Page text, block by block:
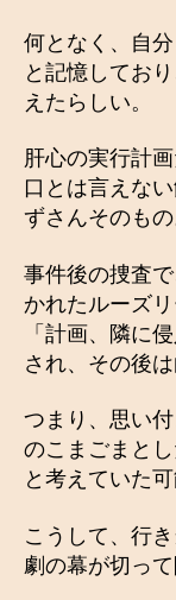
何となく、自
と記憶してお
えたらしい。
肝心の実行計
口とは言えな
ずさんそのもの
事件後の捜査
かれたルーズ
「計画、隣に
され、その後は
つまり、思い
のこまごまと
と考えていた可
こうして、行
劇の幕が切っ